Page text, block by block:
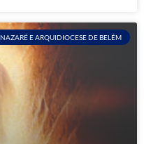
E ARQUIDIOCESE DE BELÉM